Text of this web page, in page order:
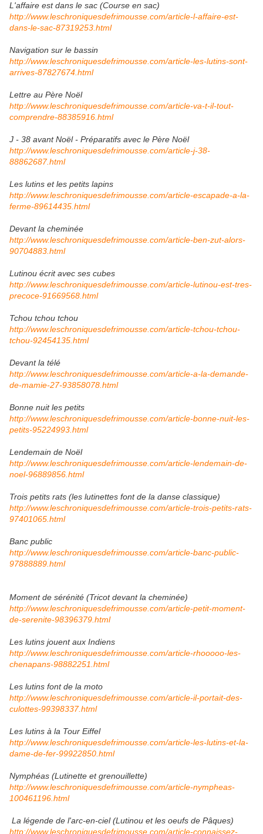
L'affaire est dans le sac (Course en sac)
http://www.leschroniquesdefrimousse.com/article-l-affaire-est-
dans-le-sac-87319253.html
Navigation sur le bassin
http://www.leschroniquesdefrimousse.com/article-les-lutins-sont-
arrives-87827674.html
Lettre au Père Noël
http://www.leschroniquesdefrimousse.com/article-va-t-il-tout-
comprendre-88385916.html
J - 38 avant Noël - Préparatifs avec le Père Noël
http://www.leschroniquesdefrimousse.com/article-j-38-
88862687.html
Les lutins et les petits lapins
http://www.leschroniquesdefrimousse.com/article-escapade-a-la-
ferme-89614435.html
Devant la cheminée
http://www.leschroniquesdefrimousse.com/article-ben-zut-alors-
90704883.html
Lutinou écrit avec ses cubes
http://www.leschroniquesdefrimousse.com/article-lutinou-est-tres-
precoce-91669568.html
Tchou tchou tchou
http://www.leschroniquesdefrimousse.com/article-tchou-tchou-
tchou-92454135.html
Devant la télé
http://www.leschroniquesdefrimousse.com/article-a-la-demande-
de-mamie-27-93858078.html
Bonne nuit les petits
http://www.leschroniquesdefrimousse.com/article-bonne-nuit-les-
petits-95224993.html
Lendemain de Noël
http://www.leschroniquesdefrimousse.com/article-lendemain-de-
noel-96889856.html
Trois petits rats (les lutinettes font de la danse classique)
http://www.leschroniquesdefrimousse.com/article-trois-petits-rats-
97401065.html
Banc public
http://www.leschroniquesdefrimousse.com/article-banc-public-
97888889.html
Moment de sérénité (Tricot devant la cheminée)
http://www.leschroniquesdefrimousse.com/article-petit-moment-
de-serenite-98396379.html
Les lutins jouent aux Indiens
http://www.leschroniquesdefrimousse.com/article-rhooooo-les-
chenapans-98882251.html
Les lutins font de la moto
http://www.leschroniquesdefrimousse.com/article-il-portait-des-
culottes-99398337.html
Les lutins à la Tour Eiffel
http://www.leschroniquesdefrimousse.com/article-les-lutins-et-la-
dame-de-fer-99922850.html
Nymphéas (Lutinette et grenouillette)
http://www.leschroniquesdefrimousse.com/article-nympheas-
100461196.html
La légende de l'arc-en-ciel (Lutinou et les oeufs de Pâques)
http://www.leschroniquesdefrimousse.com/article-connaissez-